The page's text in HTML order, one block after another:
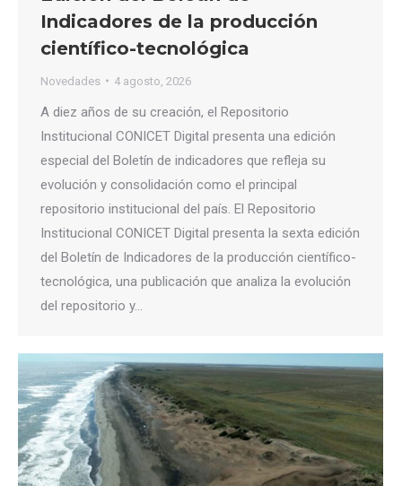
Indicadores de la producción
científico-tecnológica
Novedades 4 agosto, 2026
A diez años de su creación, el Repositorio
Institucional CONICET Digital presenta una edición
especial del Boletín de indicadores que refleja su
evolución y consolidación como el principal
repositorio institucional del país. El Repositorio
Institucional CONICET Digital presenta la sexta edición
del Boletín de Indicadores de la producción científico-
tecnológica, una publicación que analiza la evolución
del repositorio y…